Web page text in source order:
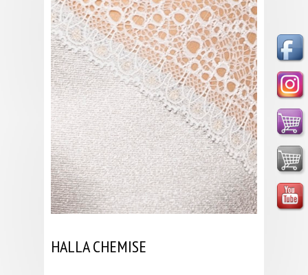
HALLA CHEMISE